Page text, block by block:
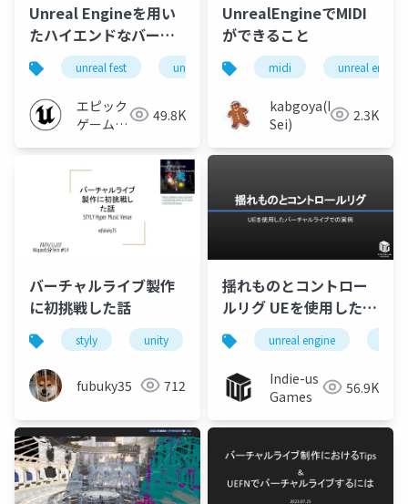
Unreal Engineを用い
たハイエンドなバーチ
ャルライブ制作事例 |
Unreal Fest Tokyo
2025
unreal fest unreal fest tokyo 2025
エピック
ゲームズ
49.8K
UnrealEngineでMIDI
ができること
midi unreal engine
kabgoya(Liu
Sei)
2.3K
バーチャルライブ製作
に初挑戦した話
styly unity バーチャルライブ hmv2024
fubuky35 712
揺れものとコントロー
ルリグ UEを使用したバ
ーチャルライブでの実
例
unreal engine
Indie-us
Games
56.9K